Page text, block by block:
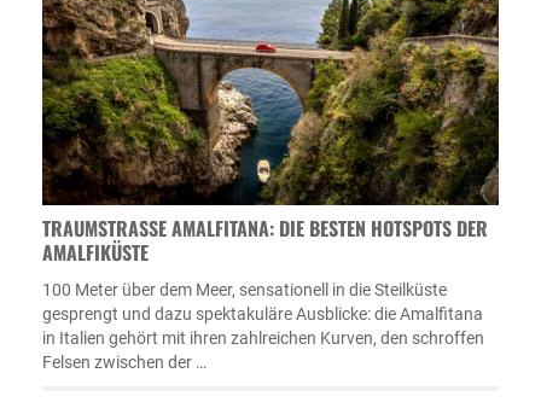
TRAUMSTRASSE AMALFITANA: DIE BESTEN HOTSPOTS DER A
MALFIKÜSTE
100 Meter über dem Meer, sensationell in die Steilküste
gesprengt und dazu spektakuläre Ausblicke: die Amalfitana
in Italien gehört mit ihren zahlreichen Kurven, den schroffen
Felsen zwischen der …